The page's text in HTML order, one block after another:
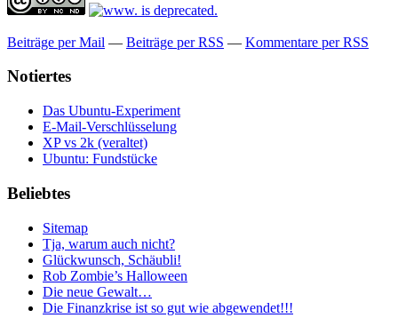
Beiträge per Mail — Beiträge per RSS — Kommentare per RSS
Notiertes
Das Ubuntu-Experiment
E-Mail-Verschlüsselung
XP vs 2k (veraltet)
Ubuntu: Fundstücke
Beliebtes
Sitemap
Tja, warum auch nicht?
Glückwunsch, Schäubli!
Rob Zombie’s Halloween
Die neue Gewalt…
Die Finanzkrise ist so gut wie abgewendet!!!